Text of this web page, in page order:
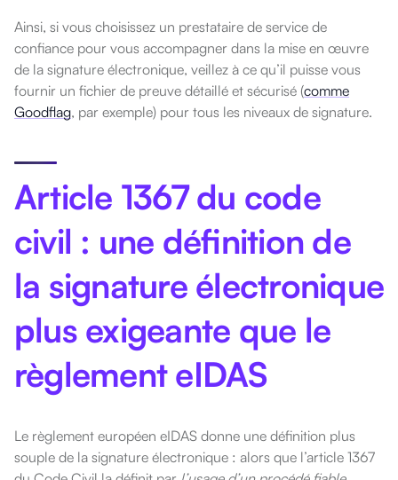
Ainsi, si vous choisissez un prestataire de service de
confiance pour vous accompagner dans la mise en œuvre
de la signature électronique, veillez à ce qu’il puisse vous
fournir un fichier de preuve détaillé et sécurisé (comme
Goodflag, par exemple) pour tous les niveaux de signature.
Article 1367 du code
civil : une définition de
la signature électronique
plus exigeante que le
règlement eIDAS
Le règlement européen eIDAS donne une définition plus
souple de la signature électronique : alors que l’article 1367